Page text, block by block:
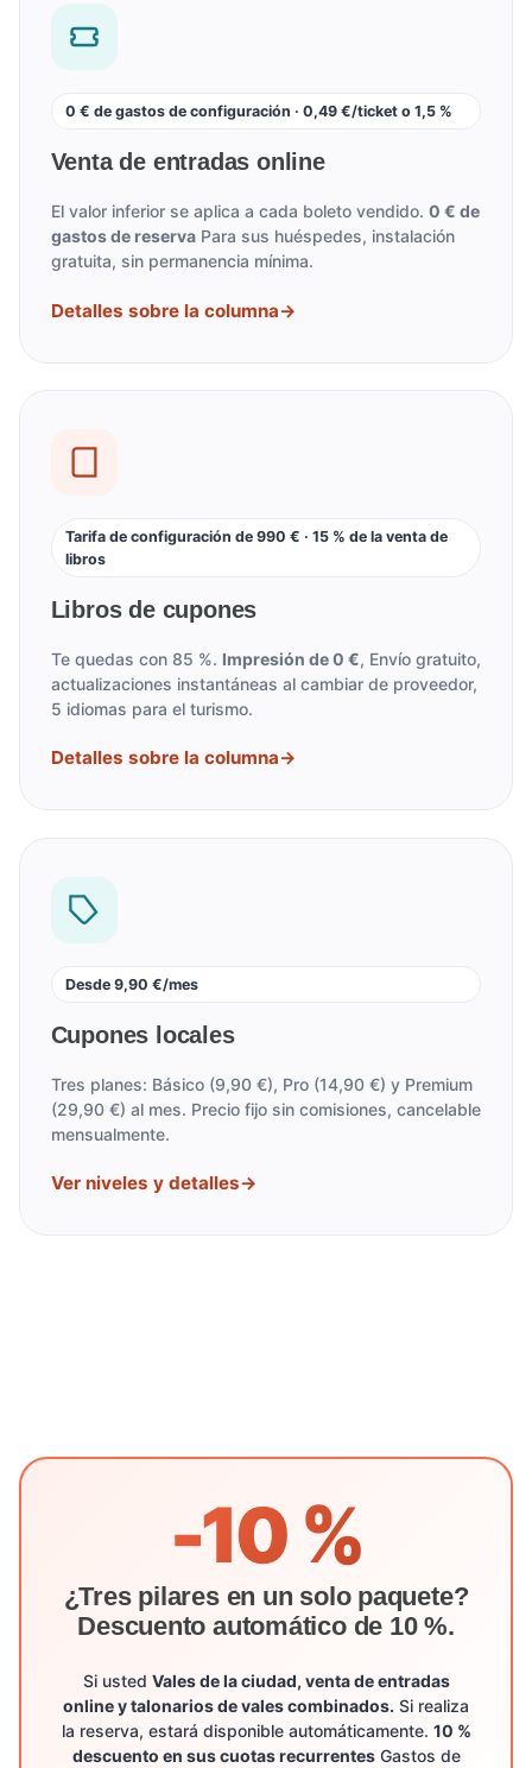
0 € de gastos de configuración · 0,49 €/ticket o 1,5 %
Venta de entradas online
El valor inferior se aplica a cada boleto vendido. 0 € de
gastos de reservaPara sus huéspedes, instalación
gratuita, sin permanencia mínima.
Detalles sobre la columna→
Tarifa de configuración de 990 € · 15 % de la venta de
libros
Libros de cupones
Te quedas con 85 %. Impresión de 0 €, Envío gratuito,
actualizaciones instantáneas al cambiar de proveedor,
5 idiomas para el turismo.
Detalles sobre la columna→
Desde 9,90 €/mes
Cupones locales
Tres planes: Básico (9,90 €), Pro (14,90 €) y Premium
(29,90 €) al mes. Precio fijo sin comisiones, cancelable
mensualmente.
Ver niveles y detalles→
-10 %
¿Tres pilares en un solo paquete?
Descuento automático de 10 %.
Si usted Vales de la ciudad, venta de entradas
online y talonarios de vales combinados. Si realiza
la reserva, estará disponible automáticamente. 10 %
descuento en sus cuotas recurrentesGastos de